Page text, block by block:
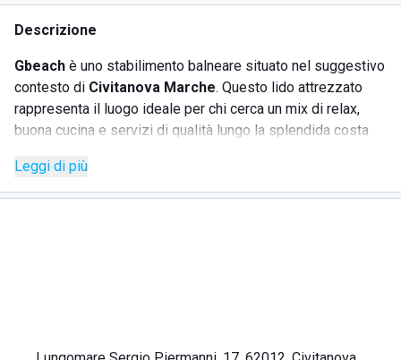
Descrizione
Gbeach è uno stabilimento balneare situato nel suggestivo
contesto di Civitanova Marche. Questo lido attrezzato
rappresenta il luogo ideale per chi cerca un mix di relax,
buona cucina e servizi di qualità lungo la splendida costa
Lungomare Sergio Piermanni
possibilità per godersi il mare in totale comfort.
Leggi di più